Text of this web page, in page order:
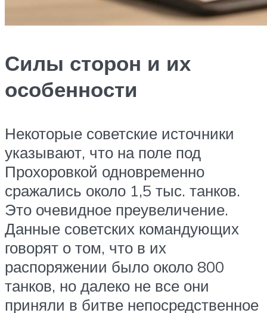
Силы сторон и их
особенности
Некоторые советские источники
указывают, что на поле под
Прохоровкой одновременно
сражались около 1,5 тыс. танков.
Это очевидное преувеличение.
Данные советских командующих
говорят о том, что в их
распоряжении было около 800
танков, но далеко не все они
приняли в битве непосредственное